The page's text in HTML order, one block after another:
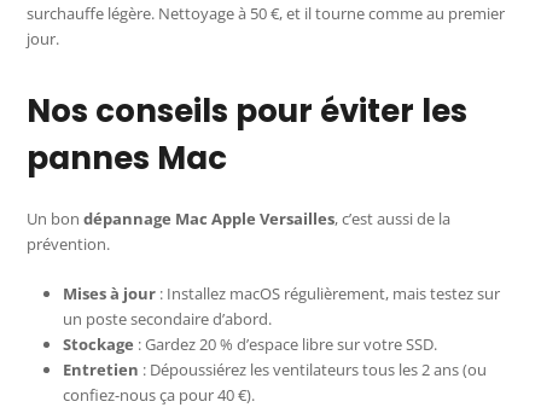
surchauffe légère. Nettoyage à 50 €, et il tourne comme au premier
jour.
Nos conseils pour éviter les
pannes Mac
Un bondépannage Mac Apple Versailles, c’est aussi de la
prévention.
Mises à jour : Installez macOS régulièrement, mais testez sur
un poste secondaire d’abord.
Stockage : Gardez 20 % d’espace libre sur votre SSD.
Entretien : Dépoussiérez les ventilateurs tous les 2 ans (ou
confiez-nous ça pour 40 €).